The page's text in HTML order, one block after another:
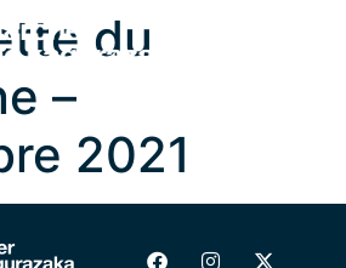
du
–
2021